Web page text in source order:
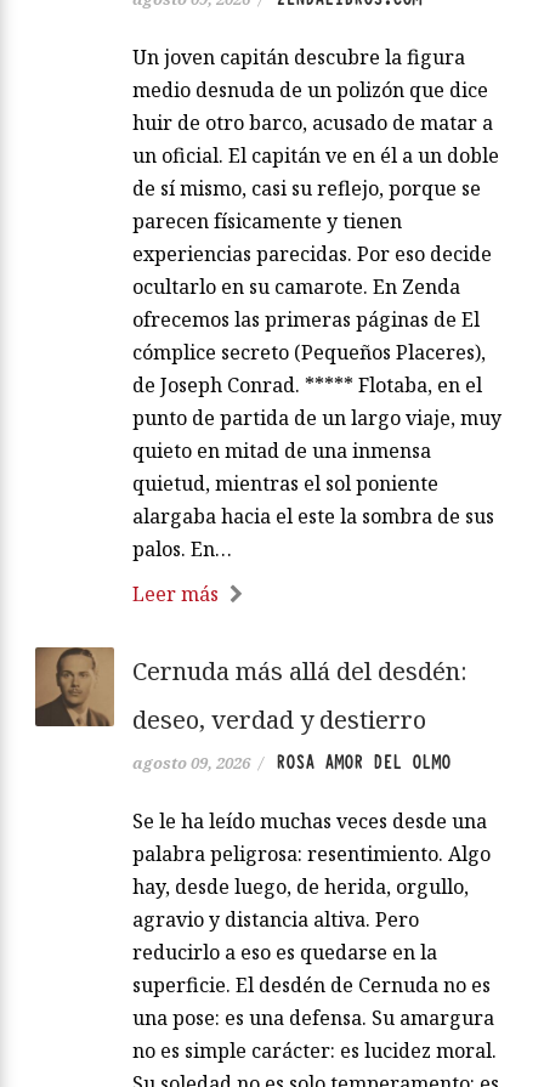
Un joven capitán descubre la figura
medio desnuda de un polizón que dice
huir de otro barco, acusado de matar a
un oficial. El capitán ve en él a un doble
de sí mismo, casi su reflejo, porque se
parecen físicamente y tienen
experiencias parecidas. Por eso decide
ocultarlo en su camarote. En Zenda
ofrecemos las primeras páginas de El
cómplice secreto (Pequeños Placeres),
de Joseph Conrad. ***** Flotaba, en el
punto de partida de un largo viaje, muy
quieto en mitad de una inmensa
quietud, mientras el sol poniente
alargaba hacia el este la sombra de sus
palos. En…
Leer más
Cernuda más allá del desdén:
deseo, verdad y destierro
agosto 09, 2026 / ROSA AMOR DEL OLMO
Se le ha leído muchas veces desde una
palabra peligrosa: resentimiento. Algo
hay, desde luego, de herida, orgullo,
agravio y distancia altiva. Pero
reducirlo a eso es quedarse en la
superficie. El desdén de Cernuda no es
una pose: es una defensa. Su amargura
no es simple carácter: es lucidez moral.